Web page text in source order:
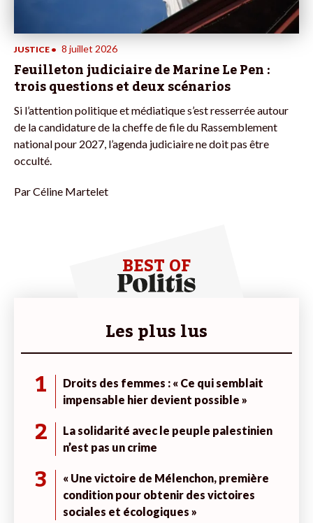
JUSTICE • 8 juillet 2026
Feuilleton judiciaire de Marine Le Pen :
trois questions et deux scénarios
Si l’attention politique et médiatique s’est resserrée autour
de la candidature de la cheffe de file du Rassemblement
national pour 2027, l’agenda judiciaire ne doit pas être
occulté.
ParCéline Martelet
BEST OF
Les plus lus
1
Droits des femmes : « Ce qui semblait
impensable hier devient possible »
2
La solidarité avec le peuple palestinien
n’est pas un crime
3
« Une victoire de Mélenchon, première
condition pour obtenir des victoires
sociales et écologiques »